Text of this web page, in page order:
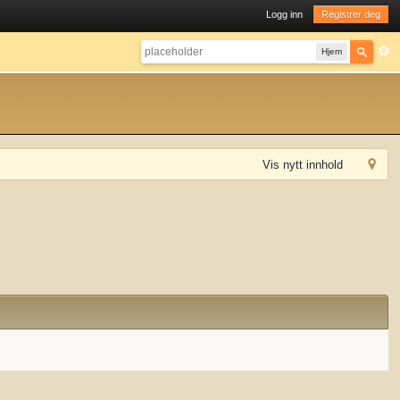
Logg inn Registrer deg
Hjem
Vis nytt innhold